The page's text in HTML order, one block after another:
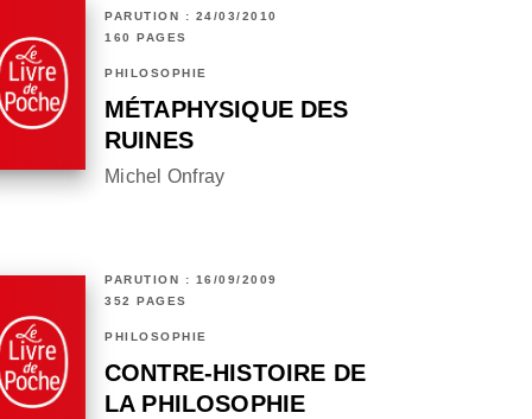
PARUTION : 24/03/2010
160 PAGES
PHILOSOPHIE
MÉTAPHYSIQUE DES
RUINES
Michel Onfray
PARUTION : 16/09/2009
352 PAGES
PHILOSOPHIE
CONTRE-HISTOIRE DE
LA PHILOSOPHIE